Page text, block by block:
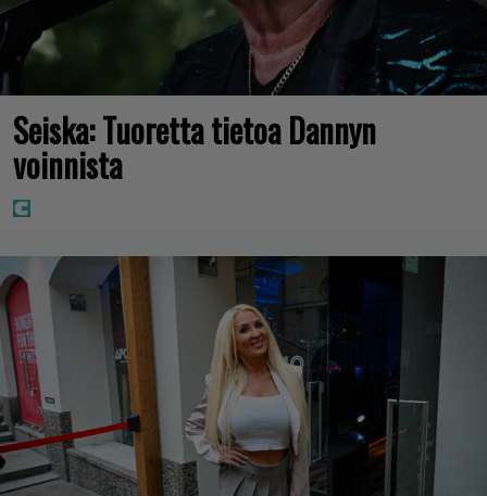
Seiska: Tuoretta tietoa Dannyn
voinnista